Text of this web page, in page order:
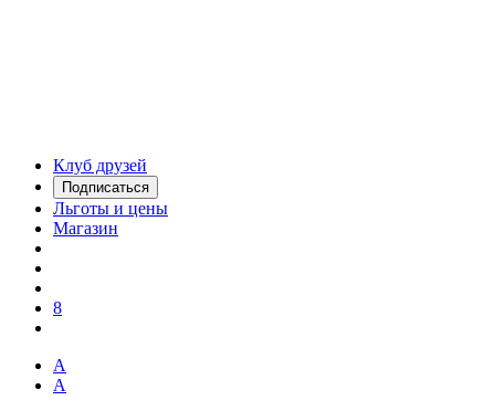
Клуб друзей
Подписаться
Льготы и цены
Магазин
8
А
А